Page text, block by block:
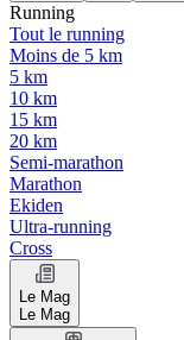
Running
Tout le running
Moins de 5 km
5 km
10 km
15 km
20 km
Semi-marathon
Marathon
Ekiden
Ultra-running
Cross
Le Mag
Le Mag